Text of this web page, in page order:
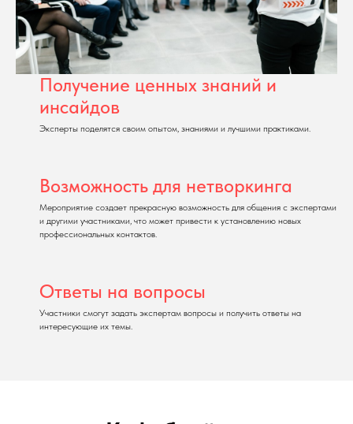
Получение ценных знаний и
инсайдов
Эксперты поделятся своим опытом, знаниями и лучшими практиками.
Возможность для нетворкинга
Мероприятие создает прекрасную возможность для общения с экспертами
и другими участниками, что может привести к установлению новых
профессиональных контактов.
Ответы на вопросы
Участники смогут задать экспертам вопросы и получить ответы на
интересующие их темы.